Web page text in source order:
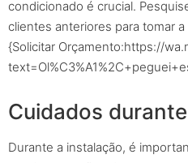
condicionado é crucial.
clientes anteriores para tomar
{Solicitar Orçamento:https://
Cuidados
Durante a instalação, é